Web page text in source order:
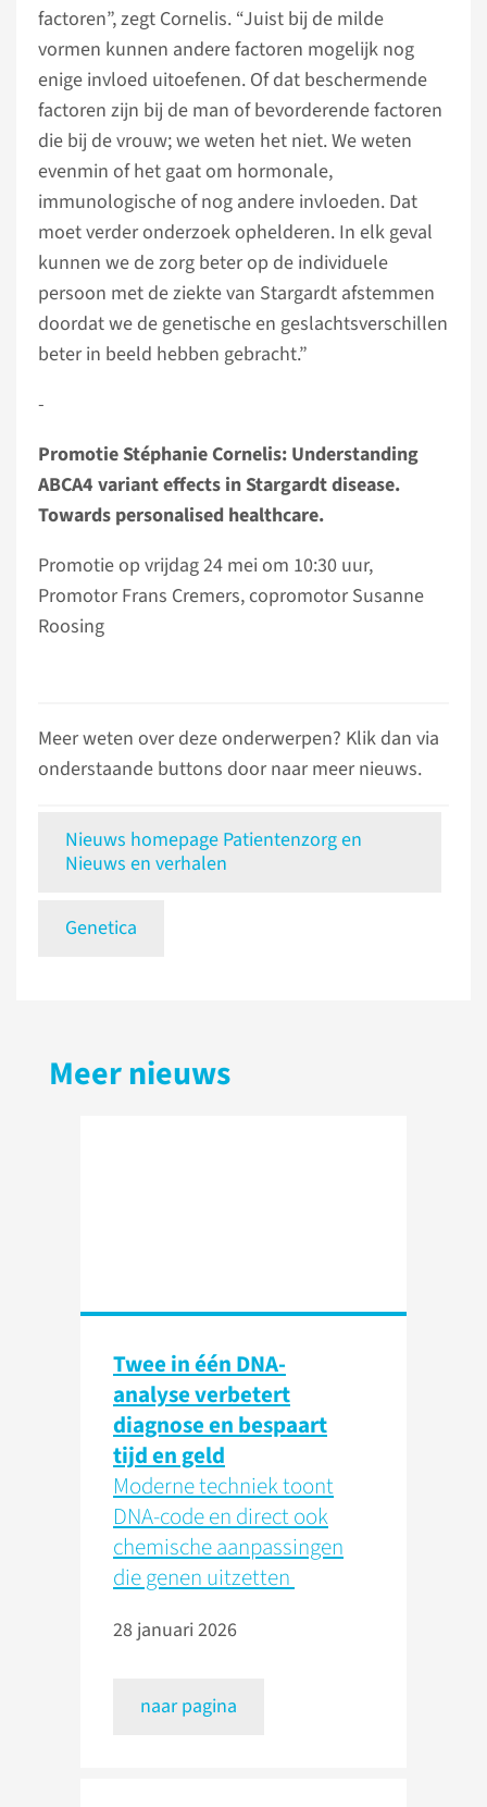
factoren”, zegt Cornelis. “Juist bij de milde
vormen kunnen andere factoren mogelijk nog
enige invloed uitoefenen. Of dat beschermende
factoren zijn bij de man of bevorderende factoren
die bij de vrouw; we weten het niet. We weten
evenmin of het gaat om hormonale,
immunologische of nog andere invloeden. Dat
moet verder onderzoek ophelderen. In elk geval
kunnen we de zorg beter op de individuele
persoon met de ziekte van Stargardt afstemmen
doordat we de genetische en geslachtsverschillen
beter in beeld hebben gebracht.”
­­­­­­­­­­­­­­­­-
Promotie Stéphanie Cornelis: Understanding
ABCA4 variant effects in Stargardt disease.
Towards personalised healthcare.
Promotie op vrijdag 24 mei om 10:30 uur,
Promotor Frans Cremers, copromotor Susanne
Roosing
Meer weten over deze onderwerpen? Klik dan via
onderstaande buttons door naar meer nieuws.
Nieuws homepage Patientenzorg en
Nieuws en verhalen
Genetica
Meer nieuws
Twee in één DNA-
analyse verbetert
diagnose en bespaart
tijd en geld
Moderne techniek toont
DNA-code en direct ook
chemische aanpassingen
die genen uitzetten
28 januari 2026
naar pagina